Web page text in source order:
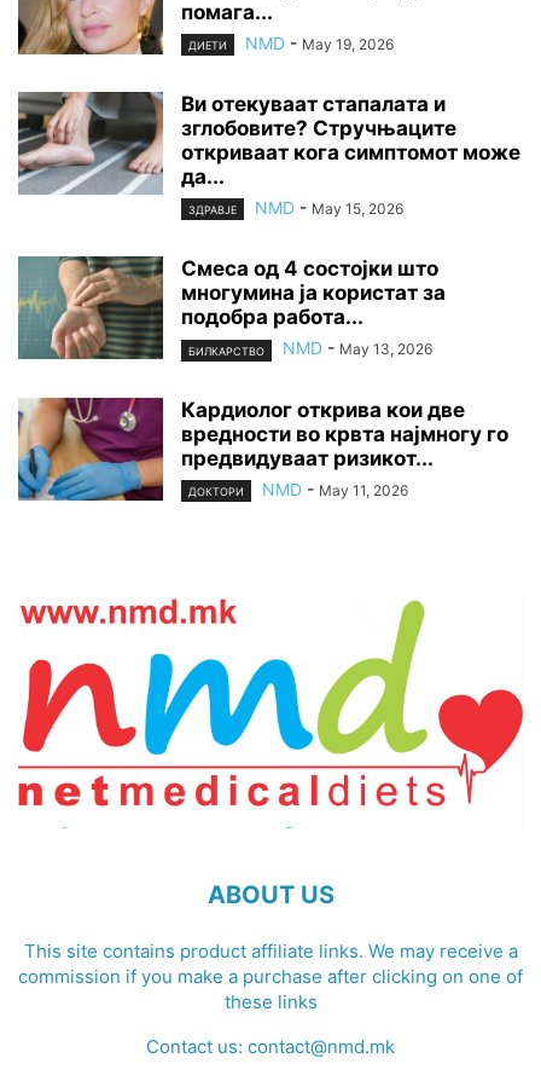
помага...
ДИЕТИ NMD - May 19, 2026
Ви отекуваат стапалата и
зглобовите? Стручњаците
откриваат кога симптомот може
да...
ЗДРАВЈЕ NMD - May 15, 2026
Смеса од 4 состојки што
многумина ја користат за
подобра работа...
БИЛКАРСТВО NMD - May 13, 2026
Кардиолог открива кои две
вредности во крвта најмногу го
предвидуваат ризикот...
ДОКТОРИ NMD - May 11, 2026
ABOUT US
This site contains product affiliate links. We may receive a
commission if you make a purchase after clicking on one of
these links
Contact us: contact@nmd.mk